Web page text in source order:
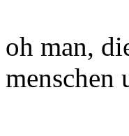
oh man,